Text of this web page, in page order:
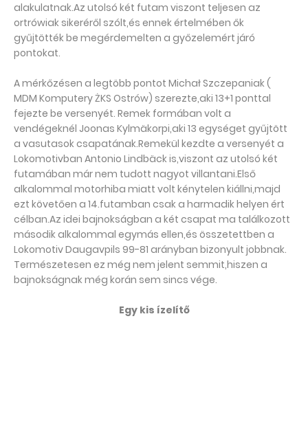
alakulatnak.Az utolsó két futam viszont teljesen az
ortrówiak sikeréről szólt,és ennek értelmében ők
gyűjtötték be megérdemelten a győzelemért járó
pontokat.
A mérkőzésen a legtöbb pontot Michał Szczepaniak (
MDM Komputery ŻKS Ostrów) szerezte,aki 13+1 ponttal
fejezte be versenyét. Remek formában volt a
vendégeknél Joonas Kylmäkorpi,aki 13 egységet gyűjtött
a vasutasok csapatának.Remekül kezdte a versenyét a
Lokomotivban Antonio Lindbäck is,viszont az utolsó két
futamában már nem tudott nagyot villantani.Első
alkalommal motorhiba miatt volt kénytelen kiállni,majd
ezt követően a 14.futamban csak a harmadik helyen ért
célban.Az idei bajnokságban a két csapat ma találkozott
második alkalommal egymás ellen,és összetettben a
Lokomotiv Daugavpils 99-81 arányban bizonyult jobbnak.
Természetesen ez még nem jelent semmit,hiszen a
bajnokságnak még korán sem sincs vége.
Egy kis ízelítő